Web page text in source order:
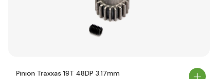
Pinion Traxxas 19T 48DP 3.17mm